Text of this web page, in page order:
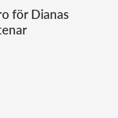
kungahuset
kungahuset
för Dianas